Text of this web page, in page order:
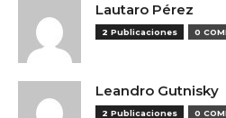
Lautaro Pérez
2 Publicaciones 0
Leandro Gutnisky
2 Publicaciones 0